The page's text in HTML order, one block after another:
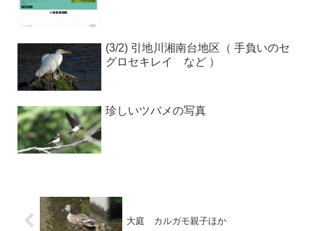
(3/2) 引地川湘南台地区（ 手負いのセ
グロセキレイ など ）
珍しいツバメの写真
大庭 カルガモ親子ほか